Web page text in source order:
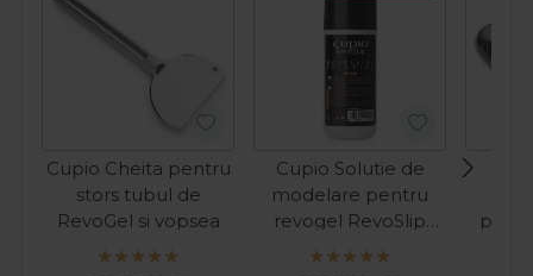
Cupio Cheita pentru
stors tubul de
RevoGel si vopsea
Cupio Solutie de
modelare pentru
revogel RevoSlip
120ml